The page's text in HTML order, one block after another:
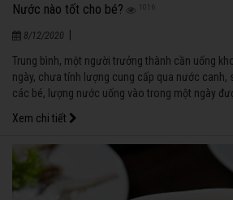
Nước nào tốt cho bé? 1016
8/12/2020
Trung bình, một người trưởng thành cần uống
ngày, chưa tính lượng cung cấp qua nước canh,
các bé, lượng nước uống vào trong một ngày
Xem chi tiết